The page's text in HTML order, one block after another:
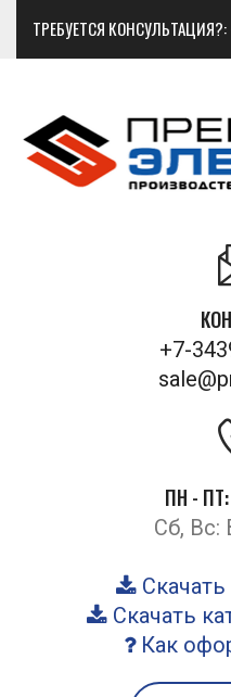
ТРЕБУЕТСЯ КОНСУЛЬТАЦИЯ?:
+7-
ПН - ПТ:
Сб, Вс:
Скачать
Как